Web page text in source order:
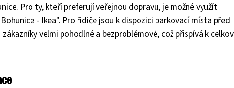
Pro ty, kteří preferují veřejnou dopravu, je možné využít
- Ikea". Pro řidiče jsou k dispozici parkovací místa před
velmi pohodlné a bezproblémové, což přispívá k